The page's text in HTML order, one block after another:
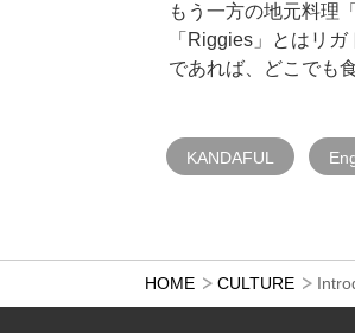
もう一方の地元料理
「Riggies」とはリ
であれば、どこでも
KANDAFUL
HOME CULTURE